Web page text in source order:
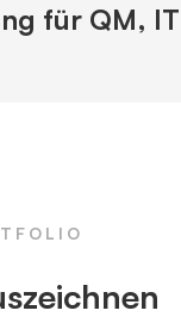
für QM, IT